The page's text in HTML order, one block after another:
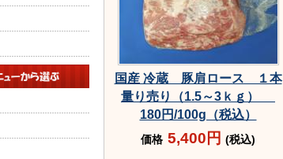
国産 冷蔵 豚肩ロース １本
量り売り（1.5～3ｋｇ）
180円/100g（税込）
価格 5,400円 (税込)